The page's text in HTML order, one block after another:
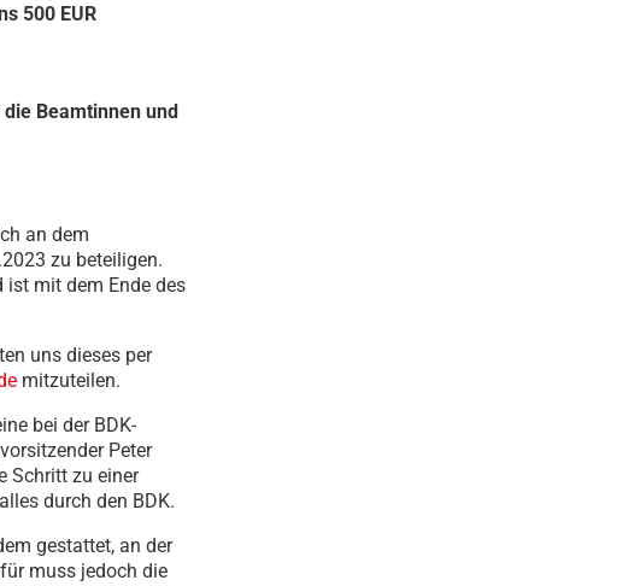
500 EUR
Beamtinnen und
an dem
zu beteiligen.
ist mit dem Ende des
uns dieses per
mitzuteilen.
bei der BDK-
Peter
Schritt zu einer
durch den BDK.
gestattet, an der
muss jedoch die